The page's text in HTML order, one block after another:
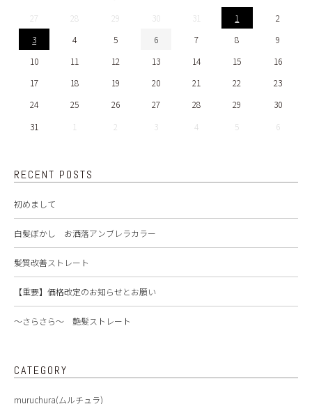
27
28 29 30 31 1
2
3
4 5 6 7 8
9
10
11 12 13 14 15
16
17
18 19 20 21 22
23
24
25 26 27 28 29
30
31
1 2 3 4 5 6
RECENT POSTS
初めまして
白髪ぼかし お洒落アンブレラカラー
髪質改善ストレート
【重要】価格改定のお知らせとお願い
〜さらさら〜 艶髪ストレート
CATEGORY
muruchura(ムルチュラ)